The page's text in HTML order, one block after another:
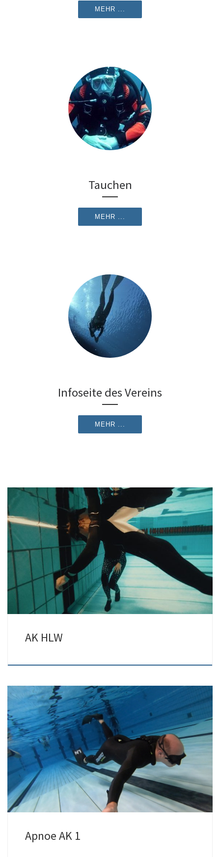
MEHR ...
Tauchen
MEHR ...
Infoseite des Vereins
MEHR ...
Oh mein Gott – was soll ich tun… Hier wirst du auf den Ernstfall
vorbeireitet. […]
AK HLW
Wir nutzen die kalte Jahreszeit, um die Indoor/Pool Disziplin zu
vertiefen und fine-zu-tunen. Apnoe Ak1 […]
Apnoe AK 1